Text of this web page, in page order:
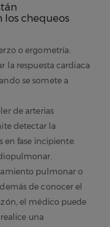
los chequeos
o ergometría:
la respuesta cardiaca
se somete a
de arterias
detectar la
en fase incipiente.
pulmonar o
de conocer el
el médico puede
una